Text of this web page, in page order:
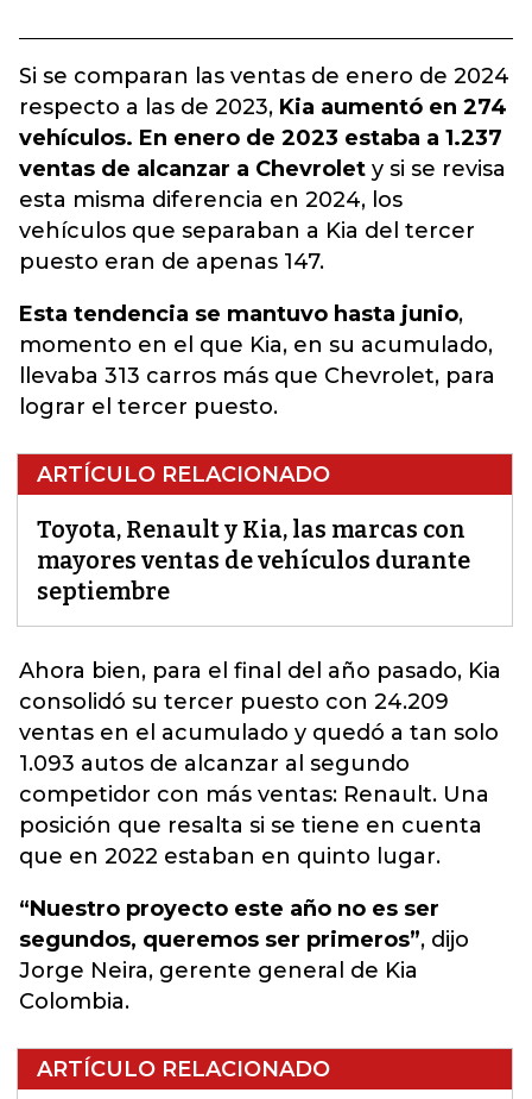
Si se comparan las ventas de enero de 2024
respecto a las de 2023, Kia aumentó en 274
vehículos. En enero de 2023 estaba a 1.237
ventas de alcanzar a Chevrolet y si se revisa
esta misma diferencia en 2024, los
vehículos que separaban a Kia del tercer
puesto eran de apenas 147.
Esta tendencia se mantuvo hasta junio,
momento en el que Kia, en su acumulado,
llevaba 313 carros más que Chevrolet, para
lograr el tercer puesto.
ARTÍCULO RELACIONADO
Toyota, Renault y Kia, las marcas con
mayores ventas de vehículos durante
septiembre
Ahora bien, para el final del año pasado, Kia
consolidó su tercer puesto con 24.209
ventas en el acumulado y quedó a tan solo
1.093 autos de alcanzar al segundo
competidor con más ventas: Renault. Una
posición que resalta si se tiene en cuenta
que en 2022 estaban en quinto lugar.
“Nuestro proyecto este año no es ser
segundos, queremos ser primeros”, dijo
Jorge Neira, gerente general de Kia
Colombia.
ARTÍCULO RELACIONADO